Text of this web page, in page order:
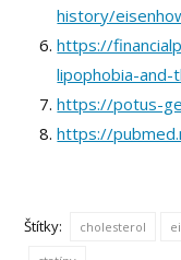
history/
https://
lipophobia-
https://potus-
https://
Štítky: cholesterol